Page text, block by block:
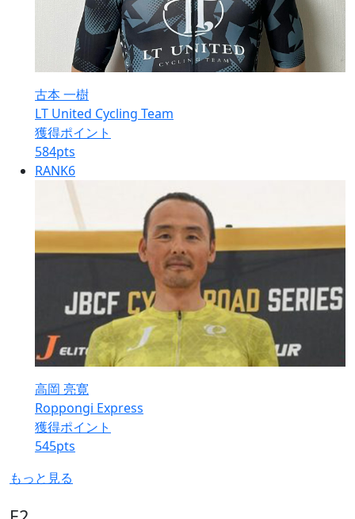
古本 一樹
LT United Cycling Team
獲得ポイント
584pts
RANK6
高岡 亮寛
Roppongi Express
獲得ポイント
545pts
もっと見る